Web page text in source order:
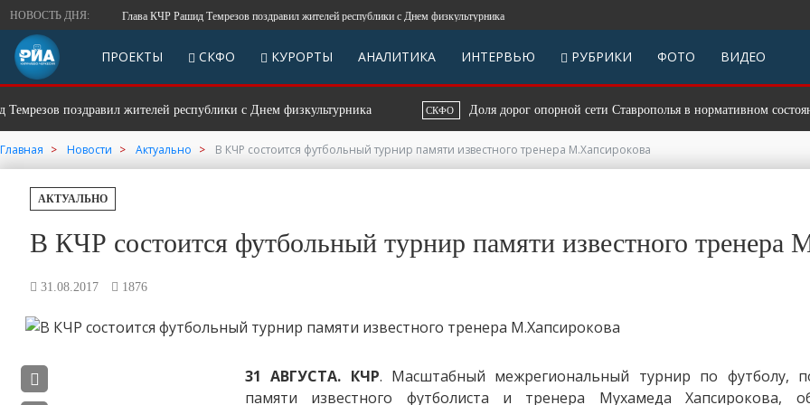
НОВОСТЬ ДНЯ: Глава КЧР Рашид Темрезов поздравил жителей республики с Днем физкультурника
ПРОЕКТЫ СКФО КУРОРТЫ АНАЛИТИКА ИНТЕРВЬЮ РУБРИКИ ФОТО ВИДЕО
поздравил жителей республики с Днем физкультурника Доля дорог опорной сети Ставрополья в нормативном состоянии
Главная Новости Актуально В КЧР состоится футбольный турнир памяти известного тренера М.Хапсирокова
АКТУАЛЬНО
В КЧР состоится футбольный турнир памяти известного тренера
31.08.2017 1876
31 АВГУСТА. КЧР. Масштабный межрегиональный турнир по футболу,
памяти известного футболиста и тренера Мухамеда Хапсирокова,